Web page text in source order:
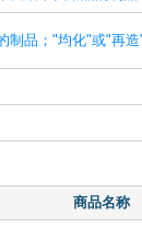
制品；"均化"或"再
商品名称